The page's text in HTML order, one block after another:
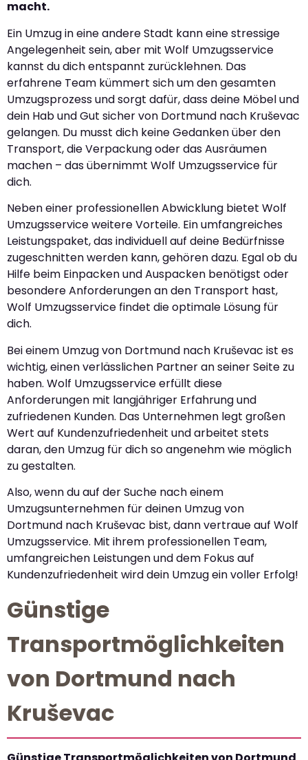
macht.
Ein Umzug in eine andere Stadt kann eine stressige
Angelegenheit sein, aber mit Wolf Umzugsservice
kannst du dich entspannt zurücklehnen. Das
erfahrene Team kümmert sich um den gesamten
Umzugsprozess und sorgt dafür, dass deine Möbel und
dein Hab und Gut sicher von Dortmund nach Kruševac
gelangen. Du musst dich keine Gedanken über den
Transport, die Verpackung oder das Ausräumen
machen – das übernimmt Wolf Umzugsservice für
dich.
Neben einer professionellen Abwicklung bietet Wolf
Umzugsservice weitere Vorteile. Ein umfangreiches
Leistungspaket, das individuell auf deine Bedürfnisse
zugeschnitten werden kann, gehören dazu. Egal ob du
Hilfe beim Einpacken und Auspacken benötigst oder
besondere Anforderungen an den Transport hast,
Wolf Umzugsservice findet die optimale Lösung für
dich.
Bei einem Umzug von Dortmund nach Kruševac ist es
wichtig, einen verlässlichen Partner an seiner Seite zu
haben. Wolf Umzugsservice erfüllt diese
Anforderungen mit langjähriger Erfahrung und
zufriedenen Kunden. Das Unternehmen legt großen
Wert auf Kundenzufriedenheit und arbeitet stets
daran, den Umzug für dich so angenehm wie möglich
zu gestalten.
Also, wenn du auf der Suche nach einem
Umzugsunternehmen für deinen Umzug von
Dortmund nach Kruševac bist, dann vertraue auf Wolf
Umzugsservice. Mit ihrem professionellen Team,
umfangreichen Leistungen und dem Fokus auf
Kundenzufriedenheit wird dein Umzug ein voller Erfolg!
Günstige
Transportmöglichkeiten
von Dortmund nach
Kruševac